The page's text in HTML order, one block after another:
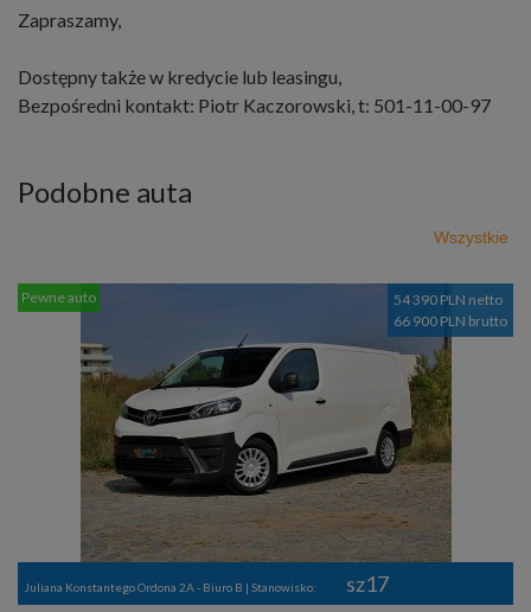
Zapraszamy,
Dostępny także w kredycie lub leasingu,
Bezpośredni kontakt: Piotr Kaczorowski, t: 501-11-00-97
Podobne auta
Wszystkie
54 390 PLN netto
66 900 PLN brutto
Pewne auto
Juliana Konstantego Ordona 2A - Biuro B | Stanowisko: sz17